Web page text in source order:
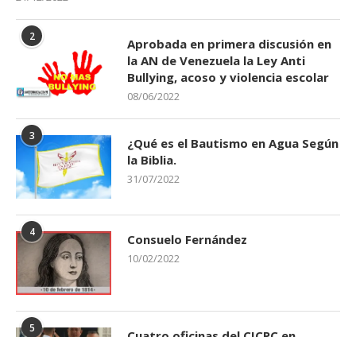
2
Aprobada en primera discusión en
la AN de Venezuela la Ley Anti
Bullying, acoso y violencia escolar
08/06/2022
3
¿Qué es el Bautismo en Agua Según
la Biblia.
31/07/2022
4 Consuelo Fernández
10/02/2022
5